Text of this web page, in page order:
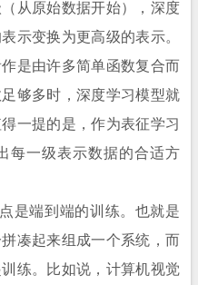
从原始数据开始），深度
示变换为更高级的表示。
是由许多简单函数复合而
够多时，深度学习模型就
一提的是，作为表征学习
每一级表示数据的合适方
是端到端的训练。也就是
凑起来组成一个系统，而
练。比如说，计算机视觉